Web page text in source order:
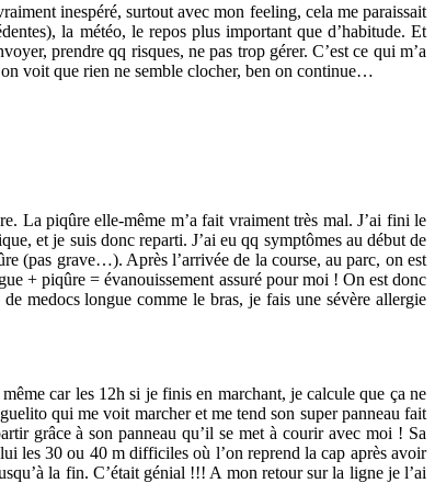
inespéré, surtout avec mon feeling, cela me paraissait
la météo, le repos plus important que d’habitude. Et
prendre qq risques, ne pas trop gérer. C’est ce qui m’a
voit que rien ne semble clocher, ben on continue…
La piqûre elle-même m’a fait vraiment très mal. J’ai fini le
et je suis donc reparti. J’ai eu qq symptômes au début de
(pas grave…). Après l’arrivée de la course, au parc, on est
+ piqûre = évanouissement assuré pour moi ! On est donc
medocs longue comme le bras, je fais une sévère allergie
car les 12h si je finis en marchant, je calcule que ça ne
qui me voit marcher et me tend son super panneau fait
grâce à son panneau qu’il se met à courir avec moi ! Sa
les 30 ou 40 m difficiles où l’on reprend la cap après avoir
la fin. C’était génial !!! A mon retour sur la ligne je l’ai